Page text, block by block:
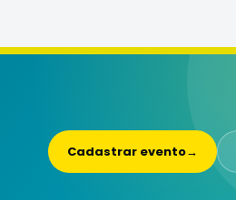
Cadastrar evento→